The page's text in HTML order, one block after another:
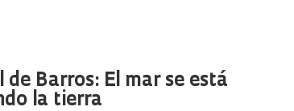
de Barros: El mar se está
la tierra